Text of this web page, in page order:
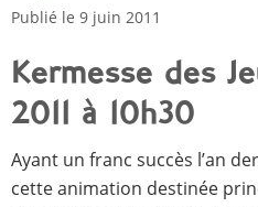
Publié le 9 juin 2011
Kermesse des
2011 à 10h30
Ayant un franc succès l’an
cette animation destinée